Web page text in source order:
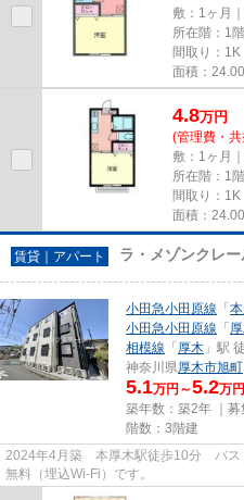
敷：1ヶ月
所在階：1階
間取り：1K
面積：
4.8万円
(管理費・
敷：1ヶ月
所在階：1階
間取り：1K
面積：
賃貸｜アパート ラ・メゾンクレー
小田急小田原線 「
小田急小田原線 「
相模線 「厚木 」駅
神奈川県厚木市旭町
5.1万円～5.2万円
築年数：築2年 ｜募
階数：3階建
2024年4月築 本厚木駅徒歩10分 バ
無料（埋込Wi-Fi）です。